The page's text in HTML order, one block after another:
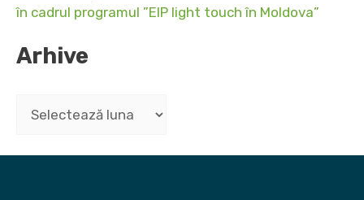
în cadrul programul ”EIP light touch în Moldova”
Arhive